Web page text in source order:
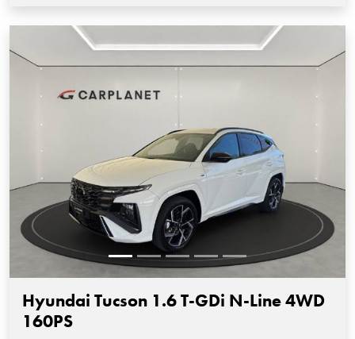
Hyundai Tucson 1.6 T-GDi N-Line 4WD
160PS